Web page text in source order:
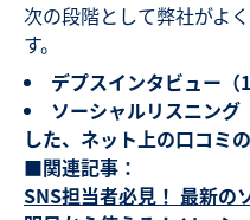
次の段階として弊社がよ
す。
デプスインタビュー（
ソーシャルリスニン
した、ネット上の口コミの
■関連記事：
SNS担当者必見！ 最新の